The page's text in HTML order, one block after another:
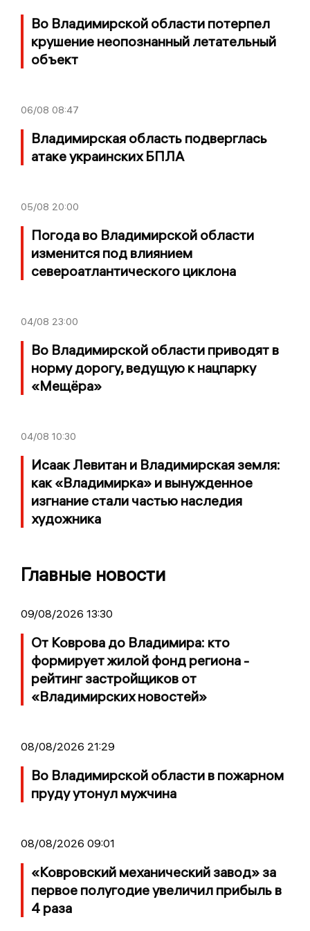
Во Владимирской области потерпел
крушение неопознанный летательный
объект
06/08 08:47
Владимирская область подверглась
атаке украинских БПЛА
05/08 20:00
Погода во Владимирской области
изменится под влиянием
североатлантического циклона
04/08 23:00
Во Владимирской области приводят в
норму дорогу, ведущую к нацпарку
«Мещёра»
04/08 10:30
Исаак Левитан и Владимирская земля:
как «Владимирка» и вынужденное
изгнание стали частью наследия
художника
Главные новости
09/08/2026 13:30
От Коврова до Владимира: кто
формирует жилой фонд региона -
рейтинг застройщиков от
«Владимирских новостей»
08/08/2026 21:29
Во Владимирской области в пожарном
пруду утонул мужчина
08/08/2026 09:01
«Ковровский механический завод» за
первое полугодие увеличил прибыль в
4 раза